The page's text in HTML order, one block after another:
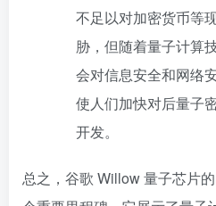
不足以对加密货币等
胁，但随着量子计算
会对信息安全和网络
使人们加快对后量子
开发。
总之，谷歌 Willow 量子芯片